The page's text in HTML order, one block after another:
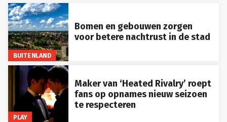
BUITENLAND
Bomen en gebouwen zorgen
voor betere nachtrust in de stad
PLAY
Maker van ‘Heated Rivalry’ roept
fans op opnames nieuw seizoen
te respecteren